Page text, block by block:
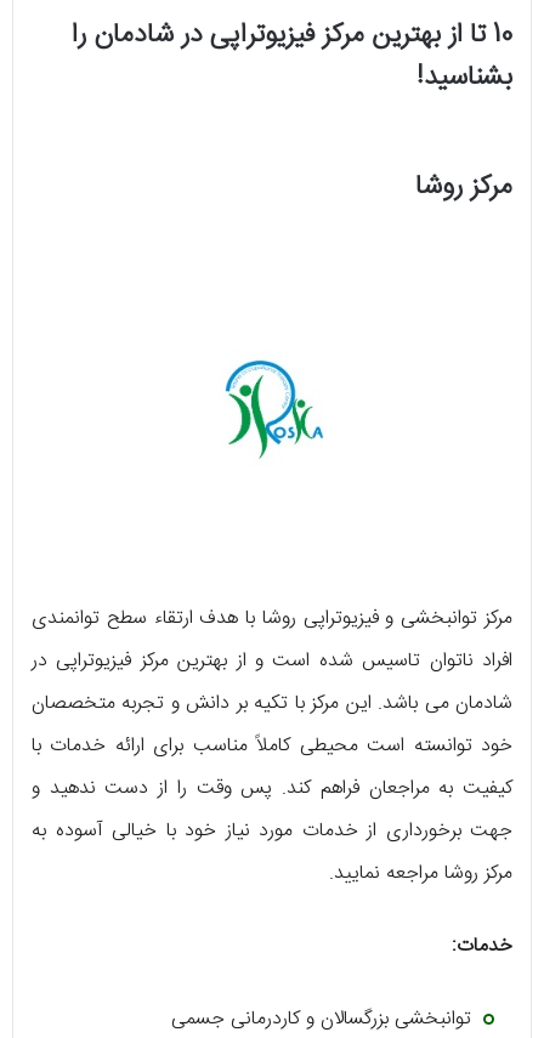
10 تا از بهترین مرکز فیزیوتراپی در شادمان را
بشناسید!
مرکز روشا
مرکز توانبخشی و فیزیوتراپی روشا با هدف ارتقاء سطح توانمندی
افراد ناتوان تاسیس شده است و از بهترین مرکز فیزیوتراپی در
شادمان می ‌باشد. این مرکز با تکیه بر دانش و تجربه متخصصان
خود توانسته است محیطی کاملاً مناسب برای ارائه خدمات با
کیفیت به مراجعان فراهم کند. پس وقت را از دست ندهید و
جهت برخورداری از خدمات مورد نیاز خود با خیالی آسوده به
مرکز روشا مراجعه نمایید.
خدمات:
توانبخشی بزرگسالان و کاردرمانی جسمی